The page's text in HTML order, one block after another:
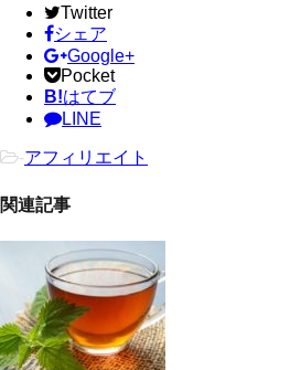
Twitter
シェア
Google+
Pocket
B!はてブ
LINE
-アフィリエイト
関連記事